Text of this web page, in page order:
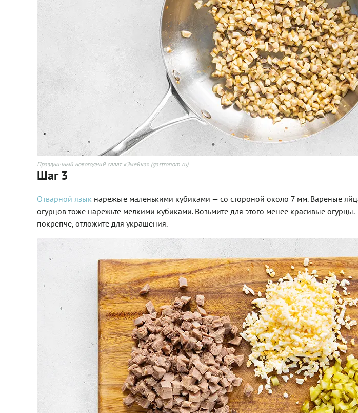
Праздничный новогодний салат «Змейка» (gastronom.ru)
Шаг 3
Отварной язык нарежьте маленькими кубиками — со стороной около 7 мм. Вареные
огурцов тоже нарежьте мелкими кубиками. Возьмите для этого менее красивые
покрепче, отложите для украшения.